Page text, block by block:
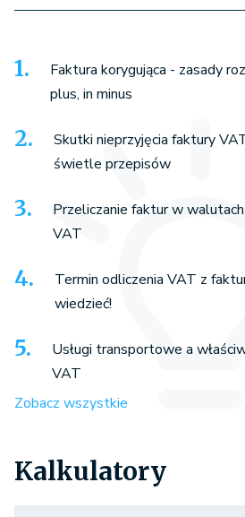
Faktura korygująca - zasady
plus, in minus
Skutki nieprzyjęcia faktury
świetle przepisów
Przeliczanie faktur w
VAT
Termin odliczenia VAT z
wiedzieć!
Usługi transportowe a
VAT
Zobacz wszystkie
Kalkulatory